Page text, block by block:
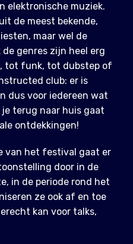
elektronische muziek.
de meest bekende,
maar wel de
genres zijn heel erg
tot funk, tot dubstep of
club: er is
dus voor iedereen wat
je terug naar huis gaat
ontdekkingen!
van het festival gaat er
door in de
in de periode rond het
ze ook af en toe
kan voor talks,